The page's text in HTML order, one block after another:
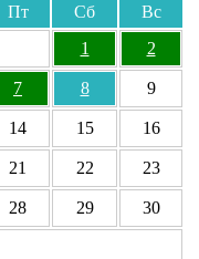
Пт Сб
Вс
1
2
7 8 9
14 15 16
21 22 23
28 29 30